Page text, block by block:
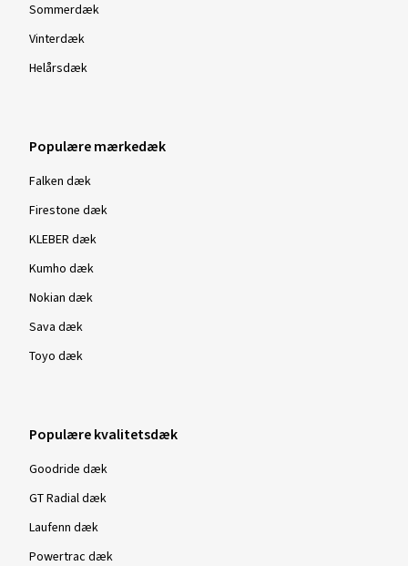
Sommerdæk
Vinterdæk
Helårsdæk
Populære mærkedæk
Falken dæk
Firestone dæk
KLEBER dæk
Kumho dæk
Nokian dæk
Sava dæk
Toyo dæk
Populære kvalitetsdæk
Goodride dæk
GT Radial dæk
Laufenn dæk
Powertrac dæk